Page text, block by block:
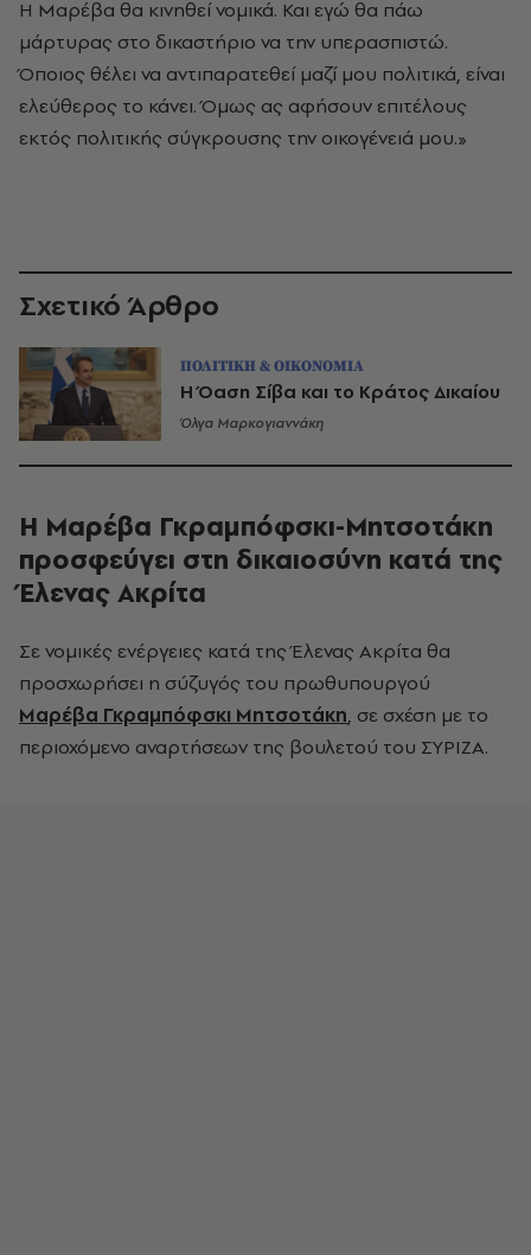
H Μαρέβα θα κινηθεί νομικά. Και εγώ θα πάω
μάρτυρας στο δικαστήριο να την υπερασπιστώ.
Όποιος θέλει να αντιπαρατεθεί μαζί μου πολιτικά, είναι
ελεύθερος το κάνει. Όμως ας αφήσουν επιτέλους
εκτός πολιτικής σύγκρουσης την οικογένειά μου.»
Σχετικό Άρθρο
ΠΟΛΙΤΙΚΗ & ΟΙΚΟΝΟΜΙΑ
Η Όαση Σίβα και το Κράτος Δικαίου
Όλγα Μαρκογιαννάκη
Η Μαρέβα Γκραμπόφσκι-Μητσοτάκη
προσφεύγει στη δικαιοσύνη κατά της
Έλενας Ακρίτα
Σε νομικές ενέργειες κατά της Έλενας Ακρίτα θα
προσχωρήσει η σύζυγός του πρωθυπουργού
Μαρέβα Γκραμπόφσκι Μητσοτάκη, σε σχέση με το
περιοχόμενο αναρτήσεων της βουλετού του ΣΥΡΙΖΑ.